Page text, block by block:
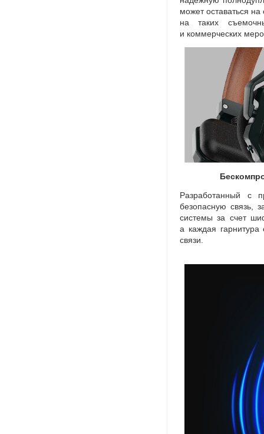
может оставаться
на таких
и коммерческих
Разработанный с
безопасную связь
системы за счет
а каждая
связи.